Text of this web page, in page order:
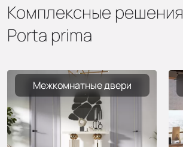
Комплексные решения
Porta prima
Межкомнатные двери